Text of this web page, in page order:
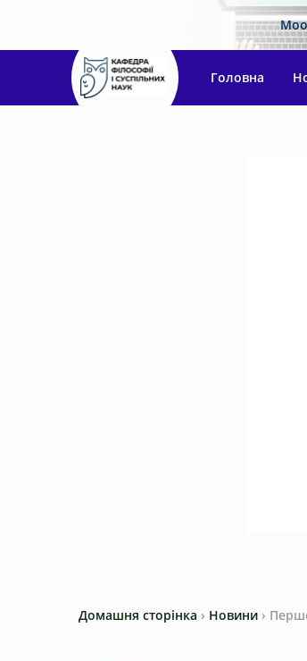
Головна
Домашня сторінка › Новини ›